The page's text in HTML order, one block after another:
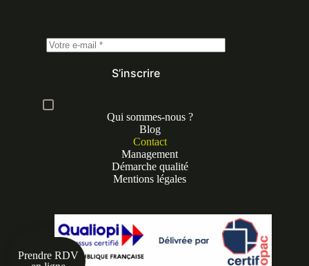
S’inscrire
Qui sommes-nous ?
Blog
Contact
Management
Démarche qualité
Mentions légales
Prendre RDV